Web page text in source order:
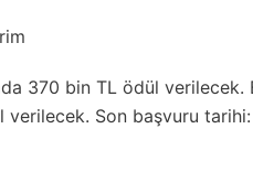
370 bin TL ödül verilecek.
verilecek. Son başvuru